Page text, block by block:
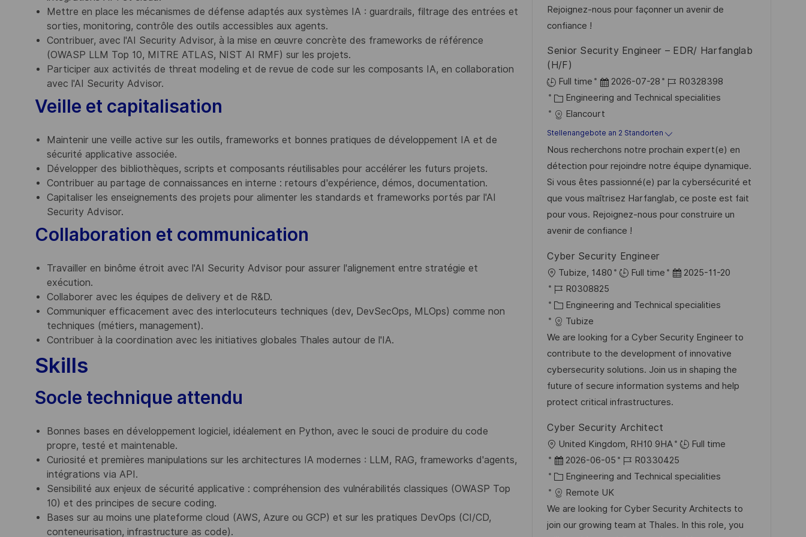
Mettre en place les mécanismes de défense adaptés aux systèmes IA : guardrails, filtrage des entrées et
sorties, monitoring, contrôle des outils accessibles aux agents.
Contribuer, avec l'AI Security Advisor, à la mise en œuvre concrète des frameworks de référence
(OWASP LLM Top 10, MITRE ATLAS, NIST AI RMF) sur les projets.
Participer aux activités de threat modeling et de revue de code sur les composants IA, en collaboration
avec l'AI Security Advisor.
Veille et capitalisation
Maintenir une veille active sur les outils, frameworks et bonnes pratiques de développement IA et de
sécurité applicative associée.
Développer des bibliothèques, scripts et composants réutilisables pour accélérer les futurs projets.
Contribuer au partage de connaissances en interne : retours d'expérience, démos, documentation.
Capitaliser les enseignements des projets pour alimenter les standards et frameworks portés par l'AI
Security Advisor.
Collaboration et communication
Travailler en binôme étroit avec l'AI Security Advisor pour assurer l'alignement entre stratégie et
exécution.
Collaborer avec les équipes de delivery et de R&D.
Communiquer efficacement avec des interlocuteurs techniques (dev, DevSecOps, MLOps) comme non
techniques (métiers, management).
Contribuer à la coordination avec les initiatives globales Thales autour de l'IA.
Skills
Socle technique attendu
Bonnes bases en développement logiciel, idéalement en Python, avec le souci de produire du code
propre, testé et maintenable.
Curiosité et premières manipulations sur les architectures IA modernes : LLM, RAG, frameworks d'agents,
intégrations via API.
Sensibilité aux enjeux de sécurité applicative : compréhension des vulnérabilités classiques (OWASP Top
10) et des principes de secure coding.
Bases sur au moins une plateforme cloud (AWS, Azure ou GCP) et sur les pratiques DevOps (CI/CD,
conteneurisation, infrastructure as code).
e
r
f
e
n
t
l
i
c
h
u
n
g
e
Rejoignez-nous pour façonner un avenir de
confiance !
Senior Security Engineer – EDR/ Harfanglab
(H/F)
Full time
D
a
t
u
m
d
e
r
V
e
ö
f
f
e
t
l
i
c
h
2026-07-28
J
o
I
D
R0328398
K
a
t
e
g
o
r
i
e
Engineering and Technical specialities
Elancourt
Stellenangebote an 2 Standorten
Nous recherchons notre prochain expert(e) en
détection pour rejoindre notre équipe dynamique.
Si vous êtes passionné(e) par la cybersécurité et
que vous maîtrisez Harfanglab, ce poste est fait
pour vous. Rejoignez-nous pour construire un
avenir de confiance !
Cyber Security Engineer
O
r
t
Tubize, 1480 Full time
D
t
m
d
e
r
ö
f
f
n
t
2025-11-20
J
o
b
-
I
D
R0308825
K
a
t
e
g
o
r
e
Engineering and Technical specialities
Tubize
We are looking for a Cyber Security Engineer to
contribute to the development of innovative
cybersecurity solutions. Join us in shaping the
future of secure information systems and help
protect critical infrastructures.
Cyber Security Architect
O
r
t
United Kingdom, RH10 9HA
Full time
D
a
t
u
m
2026-06-05
J
o
-
I
R0330425
K
a
t
e
Engineering and Technical specialities
Remote UK
We are looking for Cyber Security Architects to
join our growing team at Thales. In this role, you